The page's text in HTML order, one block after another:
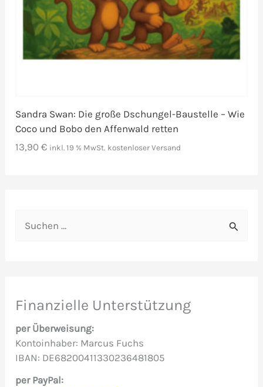
Sandra Swan: Die große Dschungel-Baustelle – Wie
Coco und Bobo den Affenwald retten
13,90€ inkl. 19 % MwSt. kostenloser Versand
e
n
a
c
Finanzielle Unterstützung
per Überweisung:
Kontoinhaber: Marcus Fuchs
IBAN: DE68200411330236481805
per PayPal: